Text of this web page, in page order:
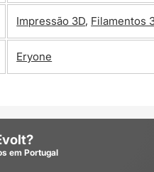
Impressão 3D, Filamentos
Eryone
em Portugal